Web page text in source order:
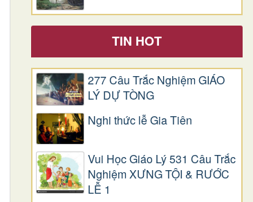
TIN HOT
277 Câu Trắc Nghiệm GIÁO
LÝ DỰ TÒNG
Nghi thức lễ Gia Tiên
Vui Học Giáo Lý 531 Câu Trắc
Nghiệm XƯNG TỘI & RƯỚC
LỄ 1